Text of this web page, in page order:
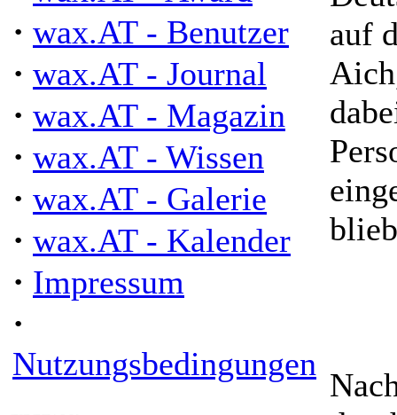
· wax.AT - Benutzer
· wax.AT - Journal
· wax.AT - Magazin
· wax.AT - Wissen
· wax.AT - Galerie
· wax.AT - Kalender
· Impressum
·
Nutzungsbedingungen
auf